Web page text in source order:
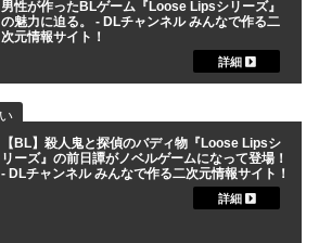
男性が作ったBLゲーム『Loose Lipsシリーズ』
の魅力に迫る。 - DLチャンネル みんなで作る二
次元情報サイト！
【BL】殺人鬼と探偵のバディ物『Loose Lipsシ
リーズ』の前日譚がノベルゲームになって登場！
- DLチャンネル みんなで作る二次元情報サイト！